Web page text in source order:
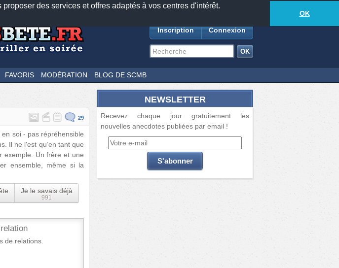
des services et offres adaptés à vos centres d'intérêt.
OK
Newsletter Facebook
TwitterFeeds18877anecdotes-364lecteurs connectés
Inscription Connexion
FAVORIS MODÉRATION BLOG DE SCMB
29
en soi - pas répréhensible
Il ne l'est qu’en tant que
exemple. Un frère et une
ensemble, même si la
Je le savais déjà
991
de relations.
NEWSLETTER
Recevez chaque jour gratuitement les
nouvelles anecdotes publiées par email !